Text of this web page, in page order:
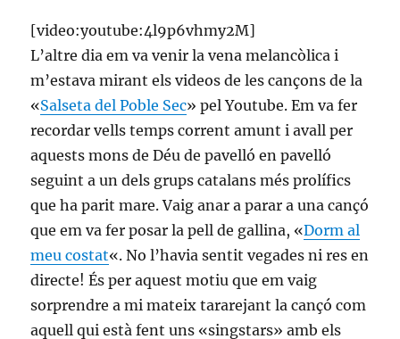
[video:youtube:4l9p6vhmy2M]
L’altre dia em va venir la vena melancòlica i
m’estava mirant els videos de les cançons de la
«Salseta del Poble Sec» pel Youtube. Em va fer
recordar vells temps corrent amunt i avall per
aquests mons de Déu de pavelló en pavelló
seguint a un dels grups catalans més prolífics
que ha parit mare. Vaig anar a parar a una cançó
que em va fer posar la pell de gallina, «Dorm al
meu costat«. No l’havia sentit vegades ni res en
directe! És per aquest motiu que em vaig
sorprendre a mi mateix tararejant la cançó com
aquell qui està fent uns «singstars» amb els